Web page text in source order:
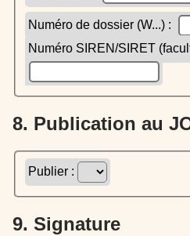
Numéro de dossier (W...) :
Numéro SIREN/SIRET
8. Publication au
Publier :
9. Signature